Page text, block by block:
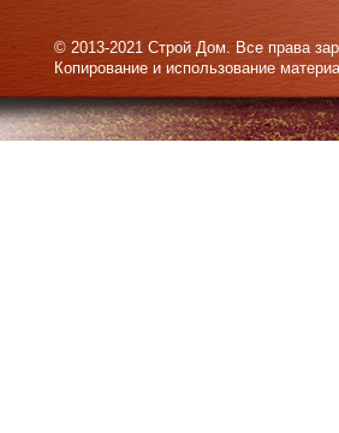
© 2013-2021 Строй Дом. Все права
Копирование и использование